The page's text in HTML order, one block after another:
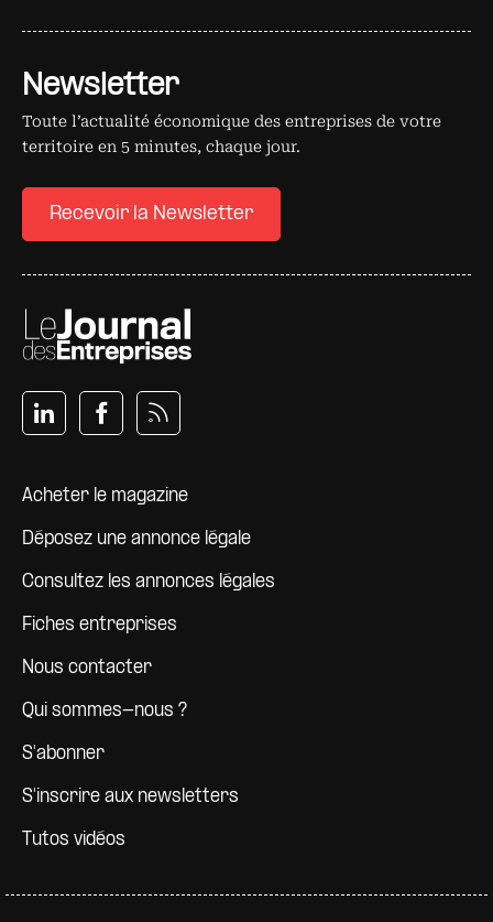
Newsletter
Toute l’actualité économique des entreprises de votre
territoire en 5 minutes, chaque jour.
Recevoir la Newsletter
Pied de page
Acheter le magazine
Déposez une annonce légale
Consultez les annonces légales
Fiches entreprises
Nous contacter
Qui sommes-nous ?
S'abonner
S'inscrire aux newsletters
Tutos vidéos